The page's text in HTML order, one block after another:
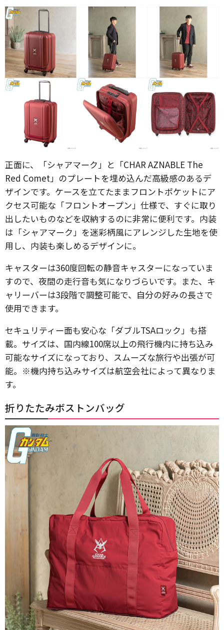
正面に、「シャアマーク」と「CHAR AZNABLE The
Red Comet」のプレートを埋め込んだ高級感のあるデ
ザインです。ケースを立てたままフロントポケットにア
クセス可能な「フロントオープン」仕様で、すぐに取り
出したいものなどを収納するのに非常に便利です。内装
は「シャアマーク」を迷彩柄風にアレンジした生地を使
用し、内装も楽しめるデザインに。
キャスターは360度回転の静音キャスターになっていま
すので、夜間の走行音も気になりづらいです。また、キ
ャリーバーは3段階で調整可能で、自分の好みの長さで
使用できます。
セキュリティー面も安心な「ダブルTSAロック」も搭
載。サイズは、国内線100席以上の飛行機内に持ち込み
可能なサイズになっており、スムーズな旅行や出張が可
能。※機内持ち込みサイズは航空会社によって異なりま
す。
折りたたみボストンバッグ